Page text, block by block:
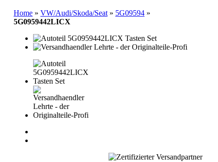
Home » VW/Audi/Skoda/Seat » 5G09594 »
5G0959442LICX